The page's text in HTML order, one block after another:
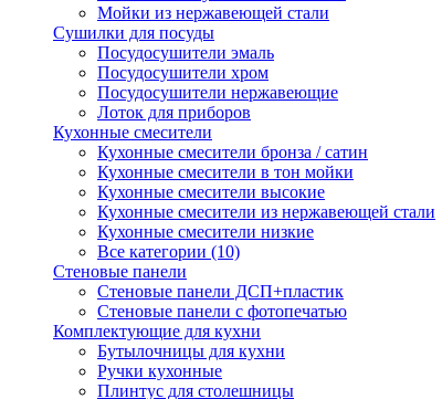
Мойки из нержавеющей стали
Сушилки для посуды
Посудосушители эмаль
Посудосушители хром
Посудосушители нержавеющие
Лоток для приборов
Кухонные смесители
Кухонные смесители бронза / сатин
Кухонные смесители в тон мойки
Кухонные смесители высокие
Кухонные смесители из нержавеющей стали
Кухонные смесители низкие
Все категории (10)
Стеновые панели
Стеновые панели ДСП+пластик
Стеновые панели с фотопечатью
Комплектующие для кухни
Бутылочницы для кухни
Ручки кухонные
Плинтус для столешницы